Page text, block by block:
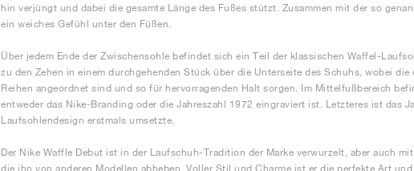
hin verjüngt und dabei die gesamte Länge des Fußes stützt. Zusammen mit der so
ein weiches Gefühl unter den Füßen.
Über jedem Ende der Zwischensohle befindet sich ein Teil der klassischen Waffel-
zu den Zehen in einem durchgehenden Stück über die Unterseite des Schuhs, wobei
Reihen angeordnet sind und so für hervorragenden Halt sorgen. Im Mittelfußbereich
entweder das Nike-Branding oder die Jahreszahl 1972 eingraviert ist. Letzteres ist das
Laufsohlendesign erstmals umsetzte.
Der Nike Waffle Debut ist in der Laufschuh-Tradition der Marke verwurzelt, aber auch
die ihn von anderen Modellen abheben. Voller Stil und Charme ist er die perfekte Art